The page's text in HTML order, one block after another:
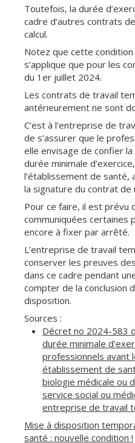
Toutefois, la durée
cadre d’autres contrats
calcul.
Notez que cette condition
s’applique que pour les
du 1er juillet 2024.
Les contrats de travail
antérieurement ne sont
C’est à l’entreprise de
de s’assurer que le
elle envisage de confier
durée minimale
l’établissement de santé,
la signature du contrat de
Pour ce faire, il est prévu
communiquées certaines
encore à fixer par arrêté.
L’entreprise de travail
conserver les preuves
dans ce cadre pendant
compter de la conclusion
disposition.
Sources :
Décret no 2024-583
durée minimale
professionnels avant
établissement de
biologie médicale ou
service social ou
entreprise de travail
Mise à disposition
santé : nouvelle condition !